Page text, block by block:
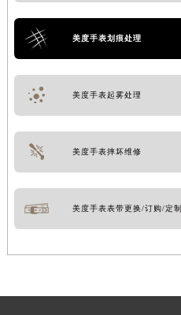
美度手表划痕处理
美度手表起雾处理
美度手表摔坏维修
美度手表表带更换/订购/定制